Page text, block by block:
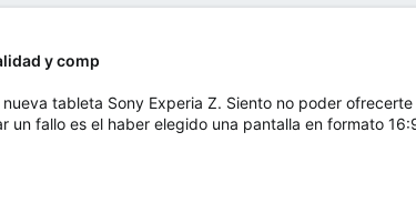
y comp
tableta Sony Experia Z. Siento no poder
un fallo es el haber elegido una pantalla en formato